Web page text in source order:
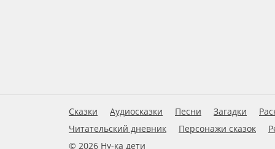
Сказки Аудиосказки Песни Загадки
Читательский дневник
Персонажи сказок
© 2026 Ну-ка дети